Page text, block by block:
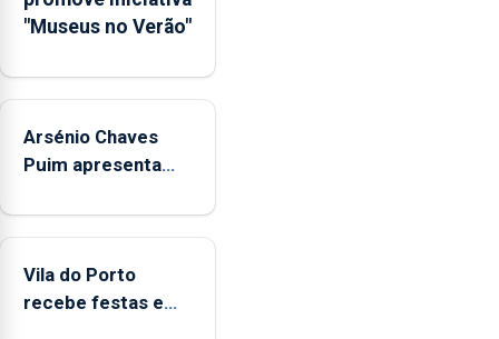
de
aos
durante
o
de
entre
as
"Museus no Verão"
Arsénio Chaves
Puim apresenta
de Vila do Porto
Vila do Porto
recebe festas em